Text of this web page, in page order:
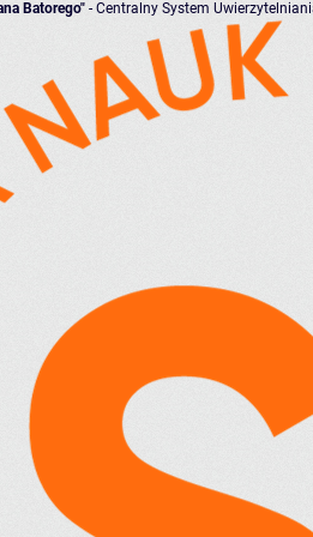
Batorego" - Centralny System